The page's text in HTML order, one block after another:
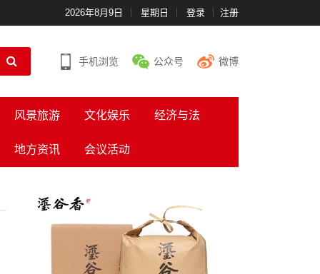
2026年8月9日 星期日 登录 注册
手机浏览 公众号 微博
风景旅游 文化娱乐 经济与法
地方资讯 会议活动